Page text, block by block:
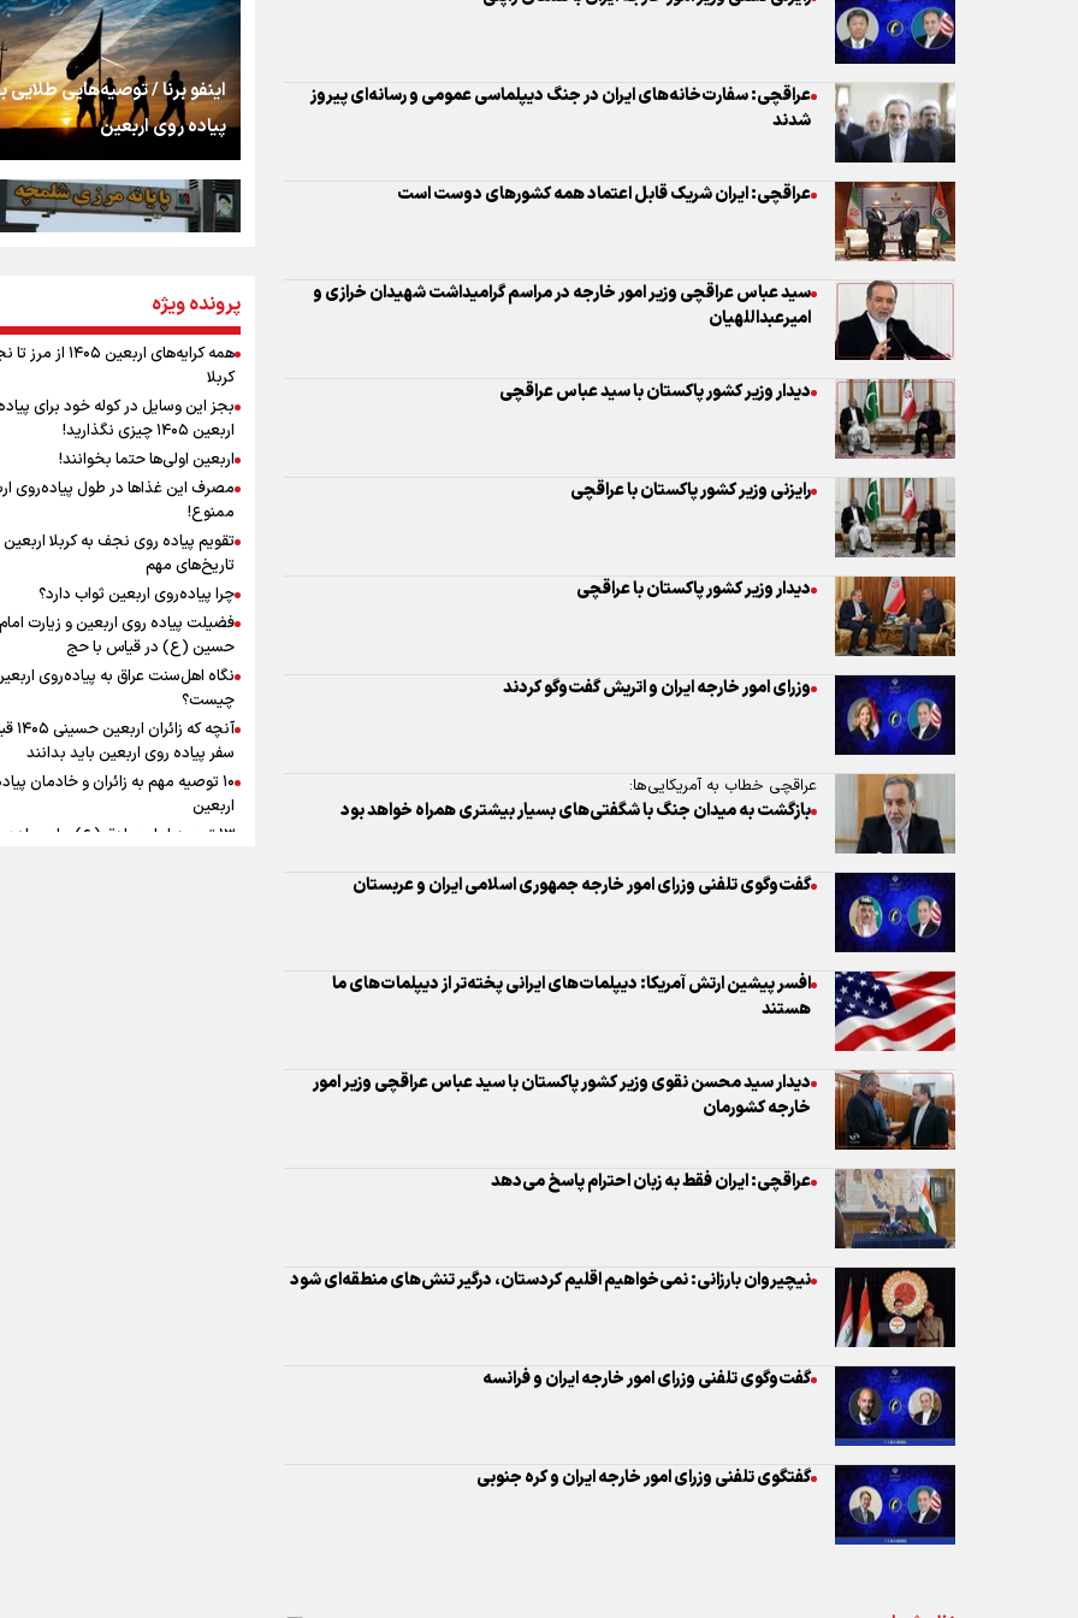
عراقچی: سفارت‌خانه‌های ایران در جنگ دیپلماسی عمومی و رسانه‌ای پیروز
شدند
عراقچی: ایران شریک قابل اعتماد همه کشورهای دوست است
سید عباس عراقچی وزیر امور خارجه در مراسم گرامیداشت شهیدان خرازی و
امیرعبداللهیان
دیدار وزیر کشور پاکستان با سید عباس عراقچی
رایزنی وزیر کشور پاکستان با عراقچی
دیدار وزیر کشور پاکستان با عراقچی
وزرای امور خارجه ایران و اتریش گفت‌وگو کردند
عراقچی خطاب به آمریکایی‌ها:
بازگشت به میدان جنگ با شگفتی‌های بسیار بیشتری همراه خواهد بود
گفت‌وگوی تلفنی وزرای امور خارجه جمهوری اسلامی ایران و عربستان
افسر پیشین ارتش آمریکا: دیپلمات‌های ایرانی پخته‌تر از دیپلمات‌های ما
هستند
دیدار سید محسن نقوی وزیر کشور پاکستان با سید عباس عراقچی وزیر امور
خارجه کشورمان
عراقچی: ایران فقط به زبان احترام پاسخ می‌دهد
نیچیروان بارزانی: نمی‌خواهیم اقلیم کردستان، درگیر تنش‌های منطقه‌ای شود
گفت‌وگوی تلفنی وزرای امور خارجه ایران و فرانسه
گفتگوی تلفنی وزرای امور خارجه ایران و کره جنوبی
اشک
جمله‌ای که بغض
را شکست؛ «آهای مردم،
تهران رفتند»
سه حسرتی که به
نگاه تمدنی رهبر
فضای مجازی
رابطه کارگر و کارفرما
به زوجیت
اینفو برنا / توصیه‌هایی طلایی
پیاده روی اربعین
اینفو برنا / جدول کامل فاصله
شلمچه تا شهرهای زیارتی عراق
اینفو برنا/ میزان مالیات بر ارزش
افزوده چقدر است؟
اینفوبرنا/ سقف معافیت مالیاتی
حقوق کارکنان دولت و
در بودجه ۱۴۰۵ چقدر است؟
پرونده ویژه
همه کرایه‌های اربعین ۱۴۰۵
کربلا
بجز این وسایل در کوله خود برای
اربعین ۱۴۰۵ چیزی نگذارید!
اربعین اولی‌ها حتما بخوانند!
مصرف این غذاها در طول پیاده‌روی
ممنوع!
تاریخ‌های مهم
چرا پیاده‌روی اربعین ثواب دارد؟
فضیلت پیاده روی اربعین و زیارت امام
حسین (ع) در قیاس با حج
نگاه اهل‌سنت عراق به پیاده‌روی
چیست؟
آنچه که
سفر پیاده روی اربعین باید بدانند
۱۰ توصیه مهم به زائران و خادمان
اربعین
۱۳ توصیه امام صادق (ع) برای